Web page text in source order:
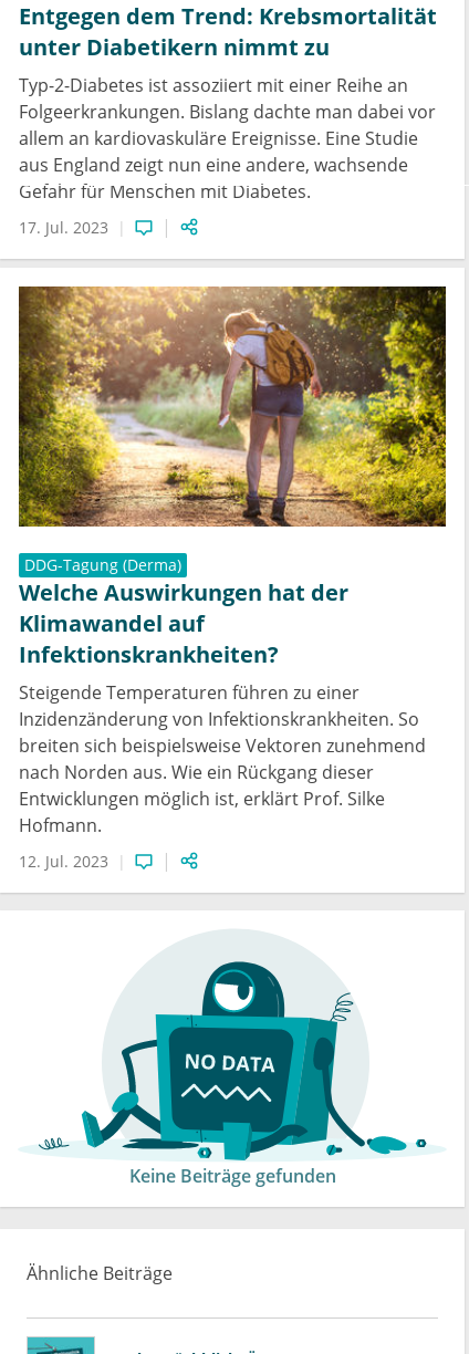
Entgegen dem Trend: Krebsmortalität
unter Diabetikern nimmt zu
Typ-2-Diabetes ist assoziiert mit einer Reihe an
Folgeerkrankungen. Bislang dachte man dabei vor
allem an kardiovaskuläre Ereignisse. Eine Studie
aus England zeigt nun eine andere, wachsende
Gefahr für Menschen mit Diabetes.
17. Jul. 2023
DDG-Tagung (Derma)
Welche Auswirkungen hat der
Klimawandel auf
Infektionskrankheiten?
Steigende Temperaturen führen zu einer
Inzidenzänderung von Infektionskrankheiten. So
breiten sich beispielsweise Vektoren zunehmend
nach Norden aus. Wie ein Rückgang dieser
Entwicklungen möglich ist, erklärt Prof. Silke
Hofmann.
12. Jul. 2023
Keine Beiträge gefunden
Ähnliche Beiträge